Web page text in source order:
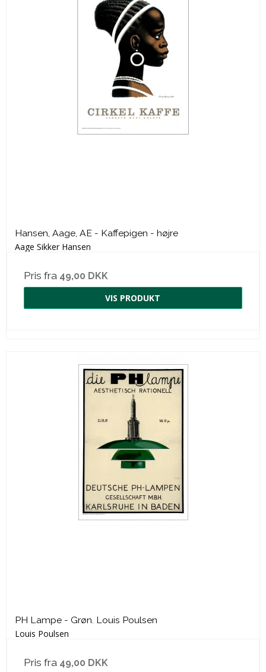
Hansen, Aage, AE - Kaffepigen - højre
Aage Sikker Hansen
Pris fra 49,00 DKK
VIS PRODUKT
PH Lampe - Grøn. Louis Poulsen
Louis Poulsen
Pris fra 49,00 DKK